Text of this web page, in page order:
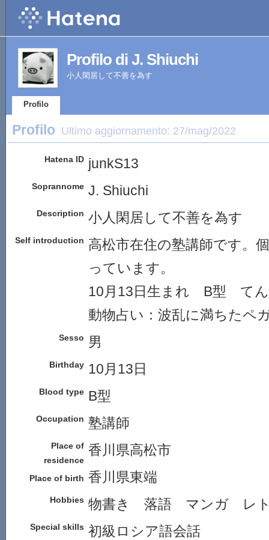
Profilo di J. Shiuchi
小人閑居して不善を為す
Profilo
Profilo Ultimo aggiornamento: 27/mag/2022
Hatena ID junkS13
Soprannome J. Shiuchi
Description 小人閑居して不善を為す
Self introduction 高松市在住の塾講師です。
っています。
10月13日生まれ B型 て
動物占い：波乱に満ちたペ
Sesso 男
Birthday 10月13日
Blood type B型
Occupation 塾講師
Place of
residence
香川県高松市
Place of birth 香川県東端
Hobbies 物書き 落語 マンガ レト
Special skills 初級ロシア語会話